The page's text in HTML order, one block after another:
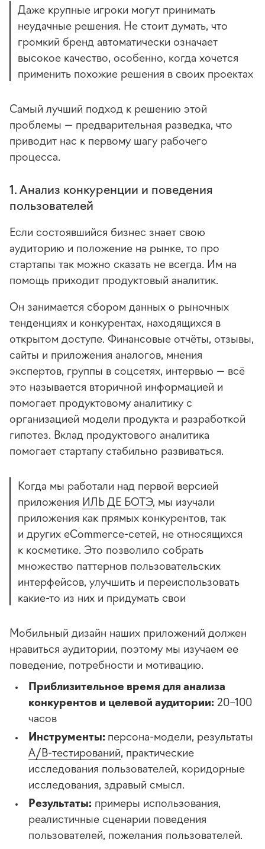
Даже крупные игроки могут принимать
неудачные решения. Не стоит думать, что
громкий бренд автоматически означает
высокое качество, особенно, когда хочется
применить похожие решения в своих проектах
Самый лучший подход к решению этой
проблемы — предварительная разведка, что
приводит нас к первому шагу рабочего
процесса.
1. Анализ конкуренции и поведения
пользователей
Если состоявшийся бизнес знает свою
аудиторию и положение на рынке, то про
стартапы так можно сказать не всегда. Им на
помощь приходит продуктовый аналитик.
Он занимается сбором данных о рыночных
тенденциях и конкурентах, находящихся в
открытом доступе. Финансовые отчёты, отзывы,
сайты и приложения аналогов, мнения
экспертов, группы в соцсетях, интервью — всё
это называется вторичной информацией и
помогает продуктовому аналитику с
организацией модели продукта и разработкой
гипотез. Вклад продуктового аналитика
помогает стартапу стабильно развиваться.
Когда мы работали над первой версией
приложения ИЛЬ ДЕ БОТЭ, мы изучали
приложения как прямых конкурентов, так
и другихeCommerce-сетей, не относящихся
к косметике. Это позволило собрать
множество паттернов пользовательских
интерфейсов, улучшить и переиспользовать
какие-то из них и придумать свои
Мобильный дизайн наших приложений должен
нравиться аудитории, поэтому мы изучаем ее
поведение, потребности и мотивацию.
Приблизительное время для анализа
конкурентов и целевой аудитории: 20–100
часов
Инструменты: персона-модели, результаты
A/B-тестирований, практические
исследования пользователей, коридорные
исследования, здравый смысл.
Результаты: примеры использования,
реалистичные сценарии поведения
пользователей, пожелания пользователей.